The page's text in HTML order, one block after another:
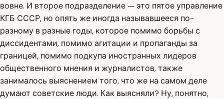
вовне. И второе подразделение — это пятое управление
КГБ СССР, но опять же иногда называвшееся по-
разному в разные годы, которое помимо борьбы с
диссидентами, помимо агитации и пропаганды за
границей, помимо подкупа иностранных лидеров
общественного мнения и журналистов, также
занималось выяснением того, что же на самом деле
думают советские люди. Как выясняли? Ну, понятно,